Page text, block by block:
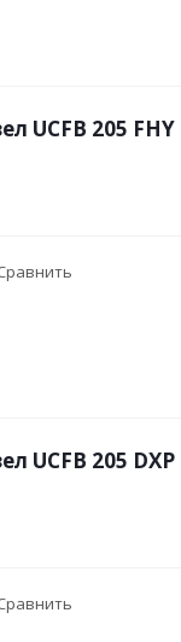
UCFB 205 FHY
UCFB 205 DXP